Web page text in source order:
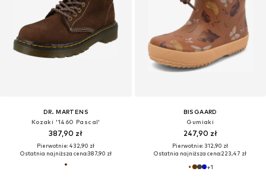
DR. MARTENS
Kozaki '1460 Pascal'
387,90 zł
Pierwotnie: 432,90 zł
Ostatnia najniższa cena:387,90 zł
BISGAARD
Gumiaki
247,90 zł
Pierwotnie: 312,90 zł
Ostatnia najniższa cena:223,47 zł
+1